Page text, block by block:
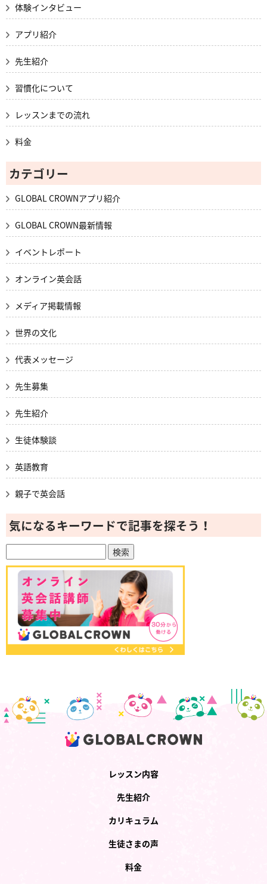
体験インタビュー
アプリ紹介
先生紹介
習慣化について
レッスンまでの流れ
料金
カテゴリー
GLOBAL CROWNアプリ紹介
GLOBAL CROWN最新情報
イベントレポート
オンライン英会話
メディア掲載情報
世界の文化
代表メッセージ
先生募集
先生紹介
生徒体験談
英語教育
親子で英会話
気になるキーワードで記事を探そう！
レッスン内容
先生紹介
カリキュラム
生徒さまの声
料金